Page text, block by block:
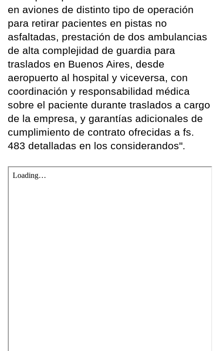
en aviones de distinto tipo de operación
para retirar pacientes en pistas no
asfaltadas, prestación de dos ambulancias
de alta complejidad de guardia para
traslados en Buenos Aires, desde
aeropuerto al hospital y viceversa, con
coordinación y responsabilidad médica
sobre el paciente durante traslados a cargo
de la empresa, y garantías adicionales de
cumplimiento de contrato ofrecidas a fs.
483 detalladas en los considerandos".